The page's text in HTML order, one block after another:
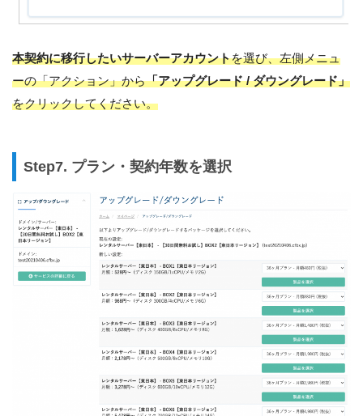
本契約に移行したいサーバーアカウントを選び、左側メニュ
ーの「アクション」から「アップグレード / ダウングレード」
をクリックしてください。
Step7. プラン・契約年数を選択